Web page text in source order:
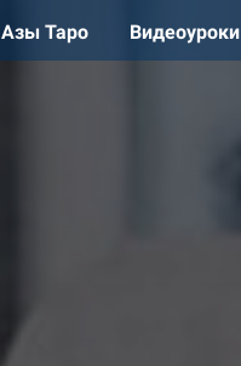
Азы Таро Видеоуроки